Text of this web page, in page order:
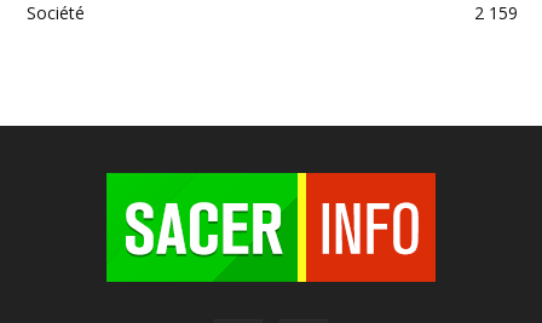
Société
2 159